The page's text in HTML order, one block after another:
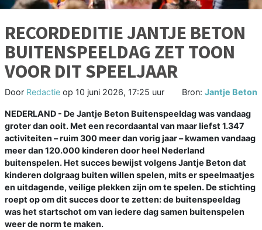
RECORDEDITIE JANTJE BETON
BUITENSPEELDAG ZET TOON
VOOR DIT SPEELJAAR
Door Redactie op 10 juni 2026, 17:25 uur Bron: Jantje Beton
NEDERLAND - De Jantje Beton Buitenspeeldag was vandaag
groter dan ooit. Met een recordaantal van maar liefst 1.347
activiteiten – ruim 300 meer dan vorig jaar – kwamen vandaag
meer dan 120.000 kinderen door heel Nederland
buitenspelen. Het succes bewijst volgens Jantje Beton dat
kinderen dolgraag buiten willen spelen, mits er speelmaatjes
en uitdagende, veilige plekken zijn om te spelen. De stichting
roept op om dit succes door te zetten: de buitenspeeldag
was het startschot om van iedere dag samen buitenspelen
weer de norm te maken.